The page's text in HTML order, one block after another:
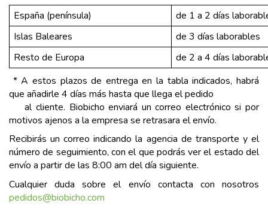
España (península)
de 1 a 2 días
Islas Baleares
de 3 días laborables
Resto de Europa
de 2 a 4 días
* A estos plazos de entrega en la tabla indicados, habrá
que añadirle 4 días más hasta que llega el pedido
al cliente. Biobicho enviará un correo electrónico si por
motivos ajenos a la empresa se retrasara el envío.
Recibirás un correo indicando la agencia de transporte y el
número de seguimiento, con el que podrás ver el estado del
envío a partir de las 8:00 am del día siguiente.
Cualquier duda sobre el envío contacta con nosotros
pedidos@biobicho.com